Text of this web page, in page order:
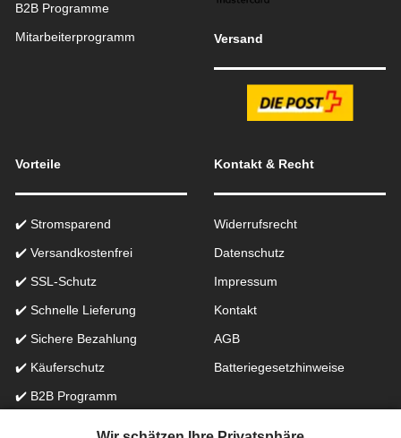
B2B Programme
Mitarbeiterprogramm
Versand
Vorteile
✔️ Stromsparend
✔️ Versandkostenfrei
✔️ SSL-Schutz
✔️ Schnelle Lieferung
✔️ Sichere Bezahlung
✔️ Käuferschutz
✔️ B2B Programm
Kontakt & Recht
Widerrufsrecht
Datenschutz
Impressum
Kontakt
AGB
Batteriegesetzhinweise